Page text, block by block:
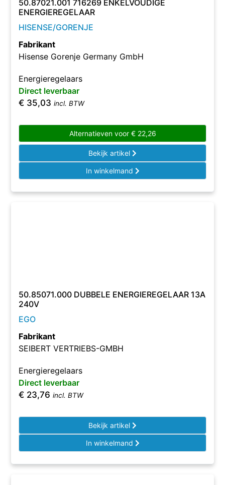
50.87021.001 716269 ENKELVOUDIGE
ENERGIEREGELAAR
HISENSE/GORENJE
Fabrikant
Hisense Gorenje Germany GmbH
Energieregelaars
Direct leverbaar
€ 35,03 incl. BTW
Alternatieven voor €22,26
Bekijk artikel
In winkelmand
50.85071.000 DUBBELE ENERGIEREGELAAR 13A
240V
EGO
Fabrikant
SEIBERT VERTRIEBS-GMBH
Energieregelaars
Direct leverbaar
€ 23,76 incl. BTW
Bekijk artikel
In winkelmand